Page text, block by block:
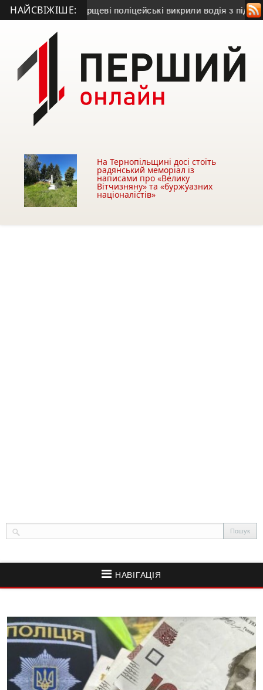
НАЙСВІЖІШЕ:
у Борщеві поліцейські викрили водія з підробкою •
На Тернопільщині досі стоїть
радянський меморіал із
написами про «Велику
Вітчизняну» та «буржуазних
націоналістів»
НАВІГАЦІЯ